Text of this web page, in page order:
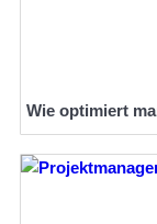
Wie optimiert